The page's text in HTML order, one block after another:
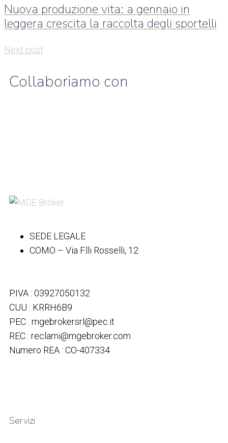
Nuova produzione vita: a gennaio in
leggera crescita la raccolta degli sportelli
Next post
Collaboriamo con
SEDE LEGALE
COMO – Via F.lli Rosselli, 12
P.IVA : 03927050132
CUU : KRRH6B9
PEC : mgebrokersrl@pec.it
REC : reclami@mgebroker.com
Numero REA : CO-407334
Servizi